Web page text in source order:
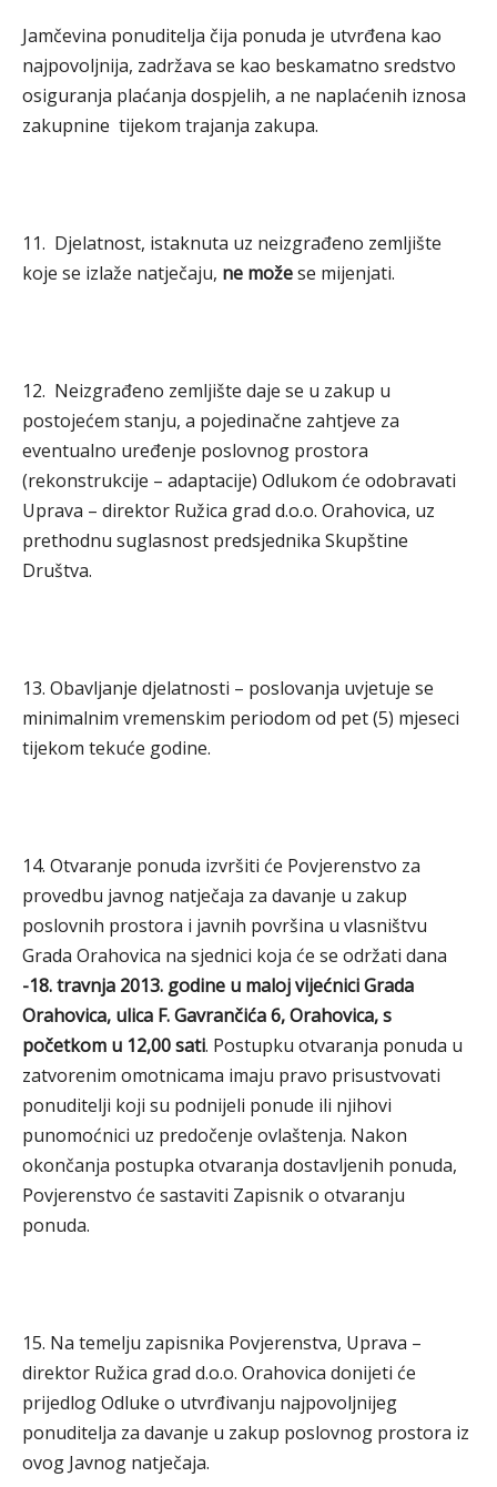
Jamčevina ponuditelja čija ponuda je utvrđena kao
najpovoljnija, zadržava se kao beskamatno sredstvo
osiguranja plaćanja dospjelih, a ne naplaćenih iznosa
zakupnine tijekom trajanja zakupa.
11. Djelatnost, istaknuta uz neizgrađeno zemljište
koje se izlaže natječaju, ne možese mijenjati.
12. Neizgrađeno zemljište daje se u zakup u
postojećem stanju, a pojedinačne zahtjeve za
eventualno uređenje poslovnog prostora
(rekonstrukcije – adaptacije) Odlukom će odobravati
Uprava – direktor Ružica grad d.o.o. Orahovica, uz
prethodnu suglasnost predsjednika Skupštine
Društva.
13. Obavljanje djelatnosti – poslovanja uvjetuje se
minimalnim vremenskim periodom od pet (5) mjeseci
tijekom tekuće godine.
14. Otvaranje ponuda izvršiti će Povjerenstvo za
provedbu javnog natječaja za davanje u zakup
poslovnih prostora i javnih površina u vlasništvu
Grada Orahovica na sjednici koja će se održati dana
-18. travnja 2013. godine u maloj vijećnici Grada
Orahovica, ulica F. Gavrančića 6, Orahovica, s
početkom u 12,00 sati. Postupku otvaranja ponuda u
zatvorenim omotnicama imaju pravo prisustvovati
ponuditelji koji su podnijeli ponude ili njihovi
punomoćnici uz predočenje ovlaštenja. Nakon
okončanja postupka otvaranja dostavljenih ponuda,
Povjerenstvo će sastaviti Zapisnik o otvaranju
ponuda.
15. Na temelju zapisnika Povjerenstva, Uprava –
direktor Ružica grad d.o.o. Orahovica donijeti će
prijedlog Odluke o utvrđivanju najpovoljnijeg
ponuditelja za davanje u zakup poslovnog prostora iz
ovog Javnog natječaja.